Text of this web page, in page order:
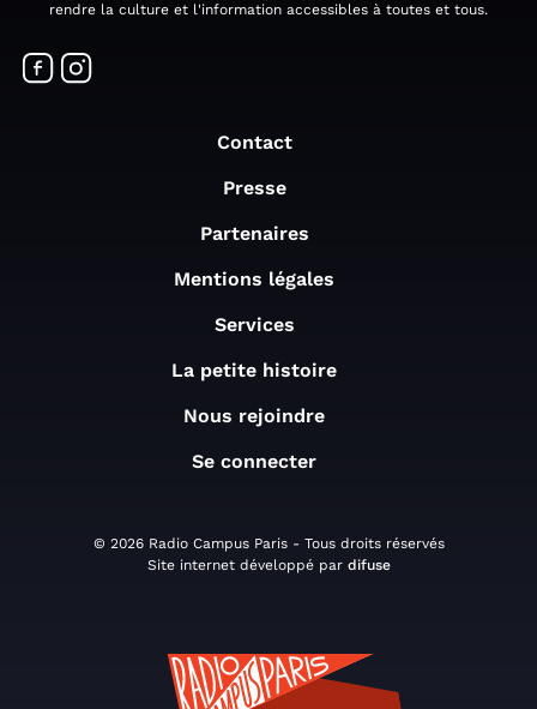
rendre la culture et l'information accessibles à toutes et tous.
Contact
Presse
Partenaires
Mentions légales
Services
La petite histoire
Nous rejoindre
Se connecter
© 2026 Radio Campus Paris - Tous droits réservés
Site internet développé par difuse